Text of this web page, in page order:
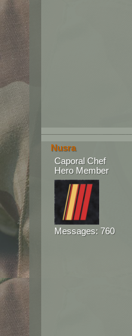
Nusra
Caporal Chef
Hero Member
Messages: 760